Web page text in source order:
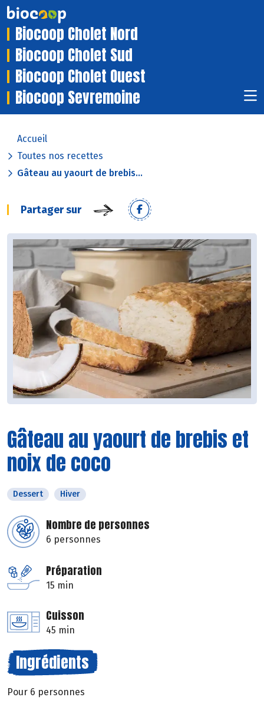
Biocoop Cholet Nord
Biocoop Cholet Sud
Biocoop Cholet Ouest
Biocoop Sevremoine
Accueil
Toutes nos recettes
Gâteau au yaourt de brebis...
Partager sur
Gâteau au yaourt de brebis et
noix de coco
Dessert Hiver
Nombre de personnes
6 personnes
Préparation
15 min
Cuisson
45 min
Ingrédients
Pour 6 personnes